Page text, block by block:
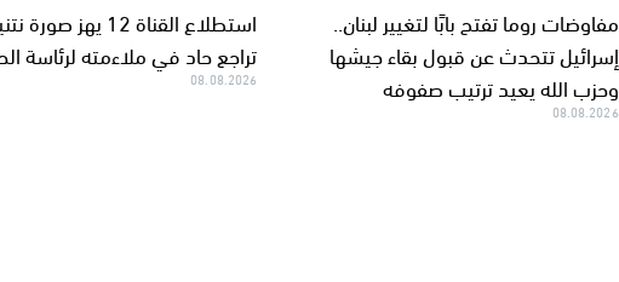
مفاوضات روما تفتح بابًا لتغيير لبنان..
إسرائيل تتحدث عن قبول بقاء جيشها
وحزب الله يعيد ترتيب صفوفه
08.08.2026
استطلاع القناة 12 يهز
تراجع حاد في ملاءمته لرئاسة
08.08.2026